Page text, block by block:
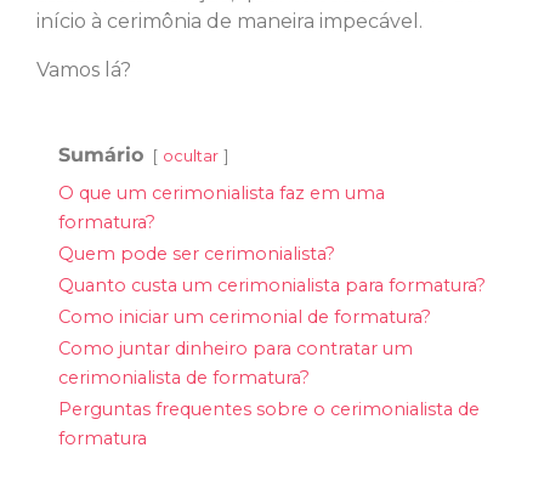
início à cerimônia de maneira impecável.
Vamos lá?
Sumário ocultar
O que um cerimonialista faz em uma
formatura?
Quem pode ser cerimonialista?
Quanto custa um cerimonialista para formatura?
Como iniciar um cerimonial de formatura?
Como juntar dinheiro para contratar um
cerimonialista de formatura?
Perguntas frequentes sobre o cerimonialista de
formatura